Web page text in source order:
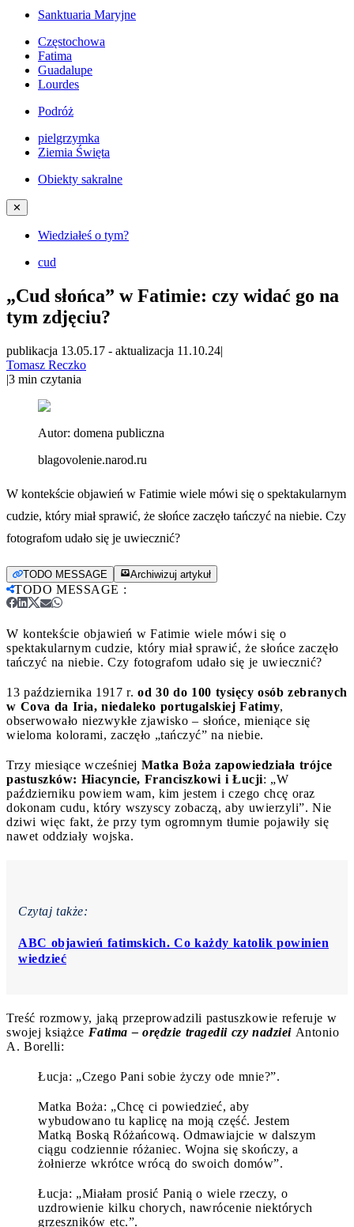
Sanktuaria Maryjne
Częstochowa
Fatima
Guadalupe
Lourdes
Podróż
pielgrzymka
Ziemia Święta
Obiekty sakralne
✕
Wiedziałeś o tym?
cud
„Cud słońca” w Fatimie: czy widać go na
tym zdjęciu?
publikacja 13.05.17 - aktualizacja 11.10.24|
Tomasz Reczko
|3 min czytania
Autor: domena publiczna
blagovolenie.narod.ru
W kontekście objawień w Fatimie wiele mówi się o spektakularnym
cudzie, który miał sprawić, że słońce zaczęło tańczyć na niebie. Czy
fotografom udało się je uwiecznić?
TODO MESSAGE Archiwizuj artykuł
TODO MESSAGE :
W kontekście objawień w Fatimie wiele mówi się o
spektakularnym cudzie, który miał sprawić, że słońce zaczęło
tańczyć na niebie. Czy fotografom udało się je uwiecznić?
13 października 1917 r. od 30 do 100 tysięcy osób zebranych
w Cova da Iria, niedaleko portugalskiej Fatimy,
obserwowało niezwykłe zjawisko – słońce, mieniące się
wieloma kolorami, zaczęło „tańczyć” na niebie.
Trzy miesiące wcześniej Matka Boża zapowiedziała trójce
pastuszków: Hiacyncie, Franciszkowi i Łucji: „W
październiku powiem wam, kim jestem i czego chcę oraz
dokonam cudu, który wszyscy zobaczą, aby uwierzyli”. Nie
dziwi więc fakt, że przy tym ogromnym tłumie pojawiły się
nawet oddziały wojska.
Czytaj także:
ABC objawień fatimskich. Co każdy katolik powinien
wiedzieć
Treść rozmowy, jaką przeprowadzili pastuszkowie referuje w
swojej książce Fatima – orędzie tragedii czy nadzieiAntonio
A. Borelli:
Łucja: „Czego Pani sobie życzy ode mnie?”.
Matka Boża: „Chcę ci powiedzieć, aby
wybudowano tu kaplicę na moją część. Jestem
Matką Boską Różańcową. Odmawiajcie w dalszym
ciągu codziennie różaniec. Wojna się skończy, a
żołnierze wkrótce wrócą do swoich domów”.
Łucja: „Miałam prosić Panią o wiele rzeczy, o
uzdrowienie kilku chorych, nawrócenie niektórych
grzeszników etc.”.